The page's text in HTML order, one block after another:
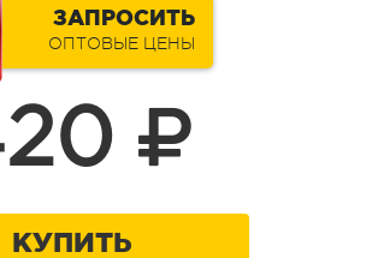
ЗАПРОСИТЬ
ОПТОВЫЕ ЦЕНЫ
КУПИТЬ